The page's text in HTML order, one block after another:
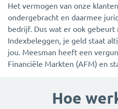
Het vermogen van onze
ondergebracht en daarmee
bedrijf. Dus wat er ook gebeurt
Indexbeleggen, je geld staat
jou. Meesman heeft een
Financiële Markten (AFM) en
Hoe